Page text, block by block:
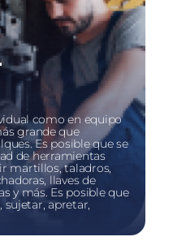
como en equipo
grande que
Es posible que se
de herramientas
martillos, taladros,
llaves de
y más. Es posible que
sujetar, apretar,